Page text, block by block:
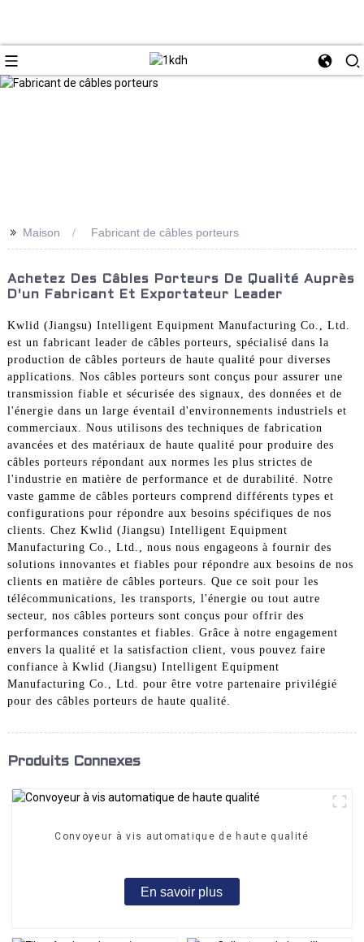
>> Maison Fabricant de câbles porteurs
Achetez Des Câbles Porteurs De Qualité Auprès
D'un Fabricant Et Exportateur Leader
Kwlid (Jiangsu) Intelligent Equipment Manufacturing Co., Ltd.
est un fabricant leader de câbles porteurs, spécialisé dans la
production de câbles porteurs de haute qualité pour diverses
applications. Nos câbles porteurs sont conçus pour assurer une
transmission fiable et sécurisée des signaux, des données et de
l'énergie dans un large éventail d'environnements industriels et
commerciaux. Nous utilisons des techniques de fabrication
avancées et des matériaux de haute qualité pour produire des
câbles porteurs répondant aux normes les plus strictes de
l'industrie en matière de performance et de durabilité. Notre
vaste gamme de câbles porteurs comprend différents types et
configurations pour répondre aux besoins spécifiques de nos
clients. Chez Kwlid (Jiangsu) Intelligent Equipment
Manufacturing Co., Ltd., nous nous engageons à fournir des
solutions innovantes et fiables pour répondre aux besoins de nos
clients en matière de câbles porteurs. Que ce soit pour les
télécommunications, les transports, l'énergie ou tout autre
secteur, nos câbles porteurs sont conçus pour offrir des
performances constantes et fiables. Grâce à notre engagement
envers la qualité et la satisfaction client, vous pouvez faire
confiance à Kwlid (Jiangsu) Intelligent Equipment
Manufacturing Co., Ltd. pour être votre partenaire privilégié
pour des câbles porteurs de haute qualité.
Produits Connexes
Convoyeur à vis automatique de haute qualité
En savoir plus